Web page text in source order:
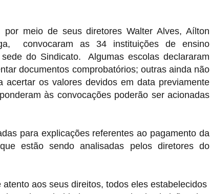
meio de seus diretores Walter Alves, Aílton
convocaram as 34 instituições de ensino
do Sindicato. Algumas escolas declararam
documentos comprobatórios; outras ainda não
os valores devidos em data previamente
às convocações poderão ser acionadas
para explicações referentes ao pagamento da
estão sendo analisadas pelos diretores do
aos seus direitos, todos eles estabelecidos